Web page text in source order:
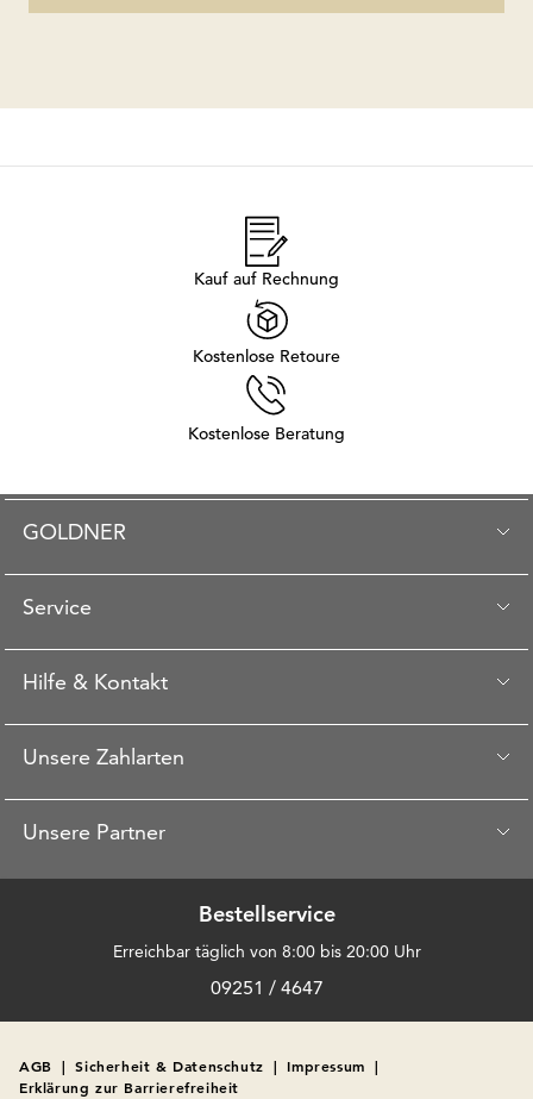
Kauf auf Rechnung
Kostenlose Retoure
Kostenlose Beratung
GOLDNER
Service
Hilfe & Kontakt
Unsere Zahlarten
Unsere Partner
Bestellservice
Erreichbar täglich von 8:00 bis 20:00 Uhr
09251 / 4647
AGB | Sicherheit & Datenschutz | Impressum |
Erklärung zur Barrierefreiheit